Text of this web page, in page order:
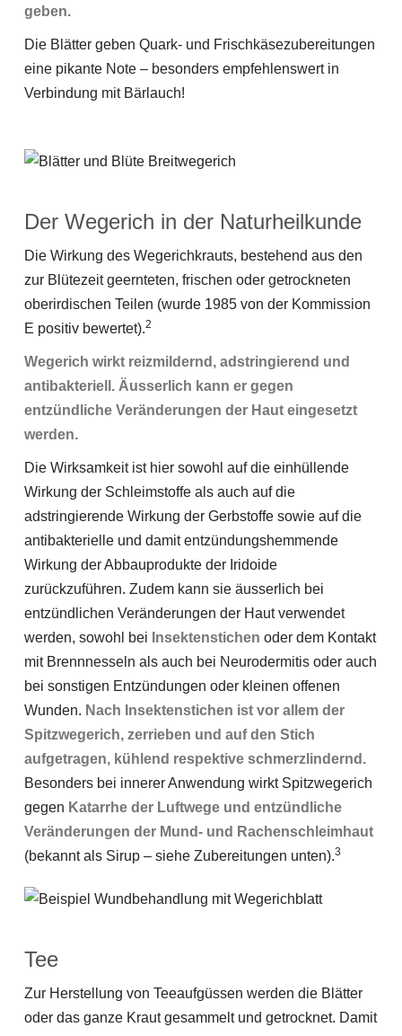
geben.
Die Blätter geben Quark- und Frischkäsezubereitungen
eine pikante Note – besonders empfehlenswert in
Verbindung mit Bärlauch!
Der Wegerich in der Naturheilkunde
Die Wirkung des Wegerichkrauts, bestehend aus den
zur Blütezeit geernteten, frischen oder getrockneten
oberirdischen Teilen (wurde 1985 von der Kommission
E positiv bewertet).2
Wegerich wirkt reizmildernd, adstringierend und
antibakteriell. Äusserlich kann er gegen
entzündliche Veränderungen der Haut eingesetzt
werden.
Die Wirksamkeit ist hier sowohl auf die einhüllende
Wirkung der Schleimstoffe als auch auf die
adstringierende Wirkung der Gerbstoffe sowie auf die
antibakterielle und damit entzündungshemmende
Wirkung der Abbauprodukte der Iridoide
zurückzuführen. Zudem kann sie äusserlich bei
entzündlichen Veränderungen der Haut verwendet
werden, sowohl bei Insektenstichen oder dem Kontakt
mit Brennnesseln als auch bei Neurodermitis oder auch
bei sonstigen Entzündungen oder kleinen offenen
Wunden. Nach Insektenstichen ist vor allem der
Spitzwegerich, zerrieben und auf den Stich
aufgetragen, kühlend respektive schmerzlindernd.
Besonders bei innerer Anwendung wirkt Spitzwegerich
gegen Katarrhe der Luftwege und entzündliche
Veränderungen der Mund- und Rachenschleimhaut
(bekannt als Sirup – siehe Zubereitungen unten).3
Tee
Zur Herstellung von Teeaufgüssen werden die Blätter
oder das ganze Kraut gesammelt und getrocknet. Damit